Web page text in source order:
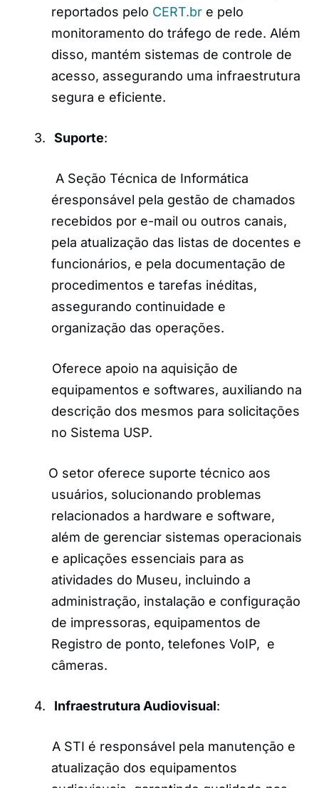
reportados pelo CERT.br e pelo
monitoramento do tráfego de rede. Além
disso, mantém sistemas de controle de
acesso, assegurando uma infraestrutura
segura e eficiente.
3. Suporte:
A Seção Técnica de Informática
éresponsável pela gestão de chamados
recebidos por e-mail ou outros canais,
pela atualização das listas de docentes e
funcionários, e pela documentação de
procedimentos e tarefas inéditas,
assegurando continuidade e
organização das operações.
Oferece apoio na aquisição de
equipamentos e softwares, auxiliando na
descrição dos mesmos para solicitações
no Sistema USP.
O setor oferece suporte técnico aos
usuários, solucionando problemas
relacionados a hardware e software,
além de gerenciar sistemas operacionais
e aplicações essenciais para as
atividades do Museu, incluindo a
administração, instalação e configuração
de impressoras, equipamentos de
Registro de ponto, telefones VoIP, e
câmeras.
4. Infraestrutura Audiovisual:
A STI é responsável pela manutenção e
atualização dos equipamentos